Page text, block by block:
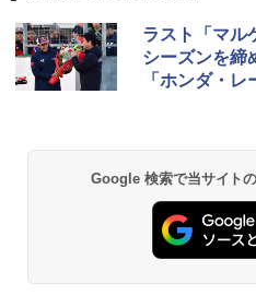
ラスト「マル
シーズンを締
「ホンダ・
Google 検索で当サイト